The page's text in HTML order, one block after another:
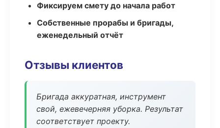
Фиксируем смету до начала работ
Собственные прорабы и бригады,
еженедельный отчёт
Отзывы клиентов
Бригада аккуратная, инструмент
свой, ежевечерняя уборка. Результат
соответствует проекту.